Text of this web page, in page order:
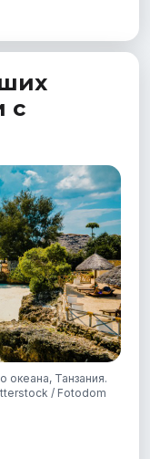
с
океана, Танзания.
/ Fotodom